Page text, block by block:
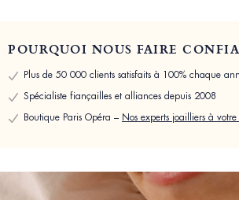
POURQUOI NOUS FAIRE
Plus de 50 000 clients satisfaits à 100% chaque
Spécialiste fiançailles et alliances depuis 2008
Boutique Paris Opéra – Nos experts joailliers à votre